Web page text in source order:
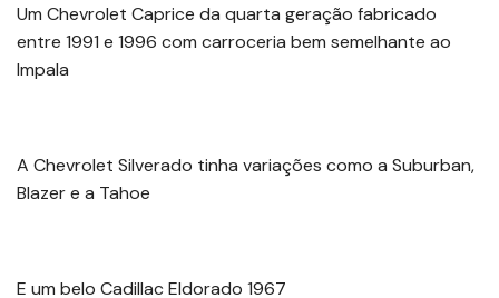
Um Chevrolet Caprice da quarta geração fabricado
entre 1991 e 1996 com carroceria bem semelhante ao
Impala
A Chevrolet Silverado tinha variações como a Suburban,
Blazer e a Tahoe
E um belo Cadillac Eldorado 1967